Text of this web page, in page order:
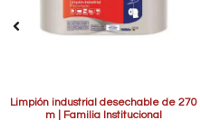
Limpión industrial desechable de 270
m | Familia Institucional